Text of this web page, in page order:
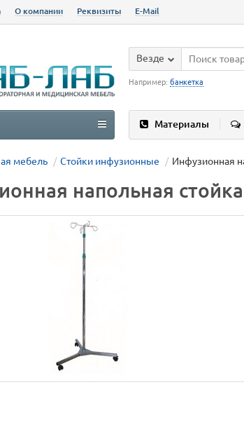
О компании Реквизиты E-Mail
Везде
Например: банкетка
Материалы
мебель Стойки инфузионные Инфузионная
напольная